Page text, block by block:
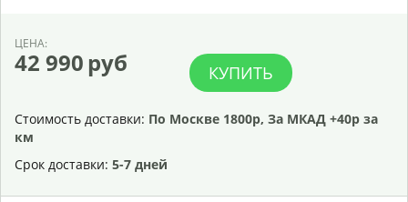
ЦЕНА:
42 990 руб КУПИТЬ
Стоимость доставки: По Москве 1800р, За МКАД +40р за
км
Срок доставки: 5-7 дней